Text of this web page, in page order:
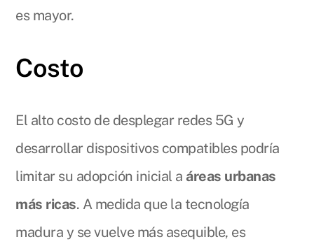
es mayor.
Costo
El alto costo de desplegar redes 5G y
desarrollar dispositivos compatibles podría
limitar su adopción inicial a áreas urbanas
más ricas. A medida que la tecnología
madura y se vuelve más asequible, es